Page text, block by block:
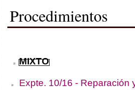
Procedimientos
MIXTO
Expte. 10/16 - Reparación